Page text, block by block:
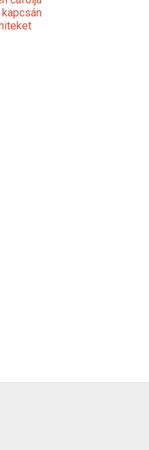
kapcsán